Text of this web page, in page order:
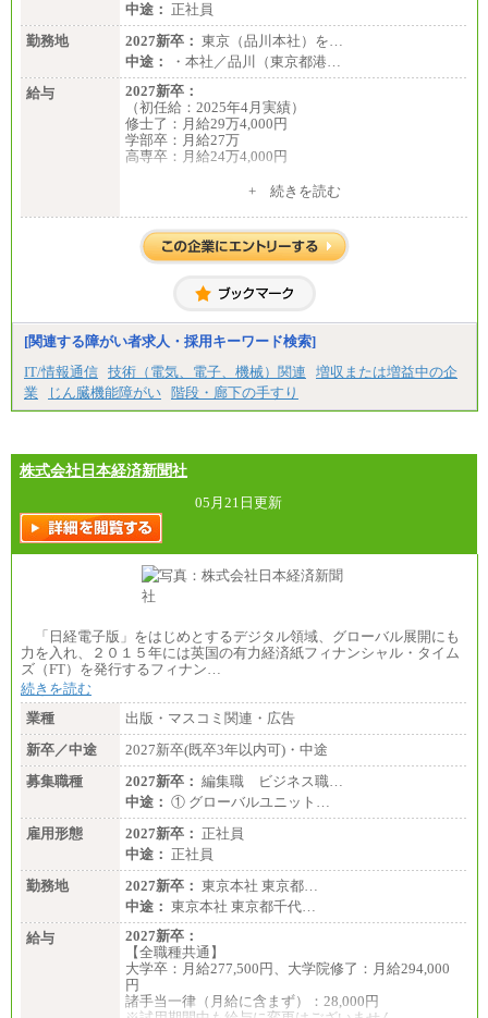
■(株)JTBパブリッシング ※2027年新卒募集終了
総合職 月給241,000円
中途：
①月給227,000円以上
②月給212,000円以上
③月給172,500円以上
④月給23万円～37万円
⑤月給20万円～25万円
⑥月給33万円～48万円
⑦月給271,000円以上
⑧～⑮月給200,000円〜月給400,000円
⑯月給185,000円以上
⑰月給237,000円以上
⑱月給212,000円以上
⑲東京：月給202,000 円以上 、京都：月給193,000 円
以上
㉑月給185,000 円以上
㉓月給224,500円以上
※全コース共通※ 能力・経験・勤務地などにより
※試用期間中も給与に変更はございません。
中途： 正社員
勤務地
2027新卒： 東京（品川本社）を…
中途：
・本社／品川（東京都港…
給与
2027新卒：
（初任給：2025年4月実績）
修士了：月給29万4,000円
学部卒：月給27万
高専卒：月給24万4,000円
月給 250,000円～350,000円
想定年収 420万円～600万円
入社時の処遇（基本給・賞与）は経験・スキルを考
経験・スキルによっては、記載額を超える場合もあ
※試用期間中も給与に変更はございません。
+ 続きを読む
[関連する障がい者求人・採用キーワード検索]
IT/情報通信 技術（電気、電子、機械）関連
増収または増益中の企
業
じん臓機能障がい 階段・廊下の手すり
株式会社日本経済新聞社
05月21日更新
「日経電子版」をはじめとするデジタル領域、グローバル展開にも
力を入れ、２０１５年には英国の有力経済紙フィナンシャル・タイム
ズ（FT）を発行するフィナン…
続きを読む
業種
出版・マスコミ関連・広告
新卒／中途
2027新卒(既卒3年以内可)・中途
募集職種
2027新卒： 編集職 ビジネス職…
中途： ① グローバルユニット…
雇用形態
2027新卒： 正社員
中途： 正社員
勤務地
2027新卒： 東京本社 東京都…
中途： 東京本社 東京都千代…
給与
2027新卒：
【全職種共通】
大学卒：月給277,500円、大学院修了：月給294,000
円
諸手当一律（月給に含まず）：28,000円